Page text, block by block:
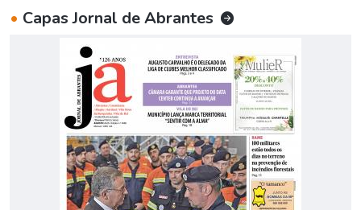
• Capas Jornal de Abrantes